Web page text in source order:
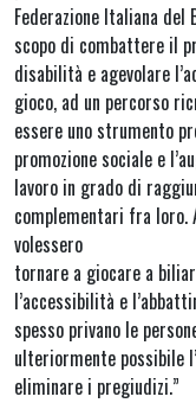
Federazione Italiana
scopo di combattere il
disabilità e agevolare
gioco, ad un percorso
essere uno strumento
promozione sociale e
lavoro in grado di
complementari fra loro.
volessero
tornare a giocare a
l’accessibilità e
spesso privano le
ulteriormente possibile
eliminare i pregiudizi.”